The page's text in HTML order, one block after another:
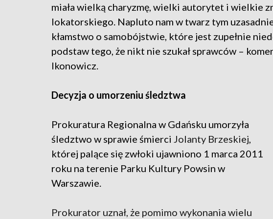
miała wielką charyzmę, wielki autorytet i wielkie
lokatorskiego. Napluto nam w twarz tym
kłamstwo o samobójstwie, które jest zupełnie
podstaw tego, że nikt nie szukał sprawców –
Ikonowicz.
Decyzja o umorzeniu śledztwa
Prokuratura Regionalna w Gdańsku umorzyła
śledztwo w sprawie śmierci Jolanty Brzeskiej
której palące się zwłoki ujawniono 1 marca 2011
roku na terenie Parku Kultury Powsin w
Warszawie.
Prokurator uznał, że pomimo wykonania wielu